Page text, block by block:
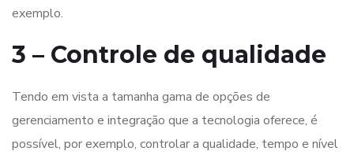
exemplo.
3 – Controle de qualidade
Tendo em vista a tamanha gama de opções de
gerenciamento e integração que a tecnologia oferece, é
possível, por exemplo, controlar a qualidade, tempo e nível